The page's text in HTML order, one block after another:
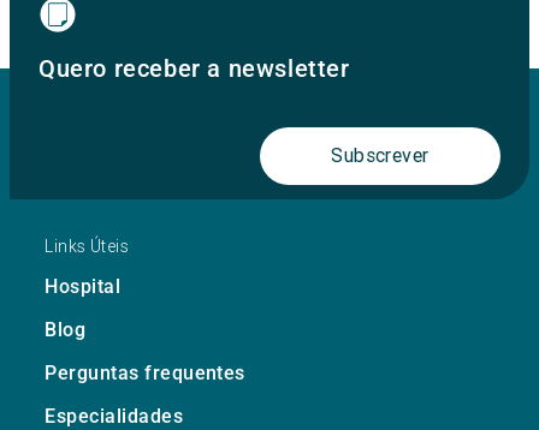
Quero receber a newsletter
Subscrever
Links Úteis
Hospital
Blog
Perguntas frequentes
Especialidades